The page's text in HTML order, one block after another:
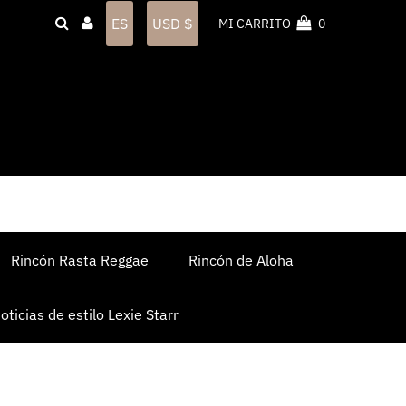
ES USD $ MI CARRITO 0
Rincón Rasta Reggae Rincón de Aloha
de estilo Lexie Starr